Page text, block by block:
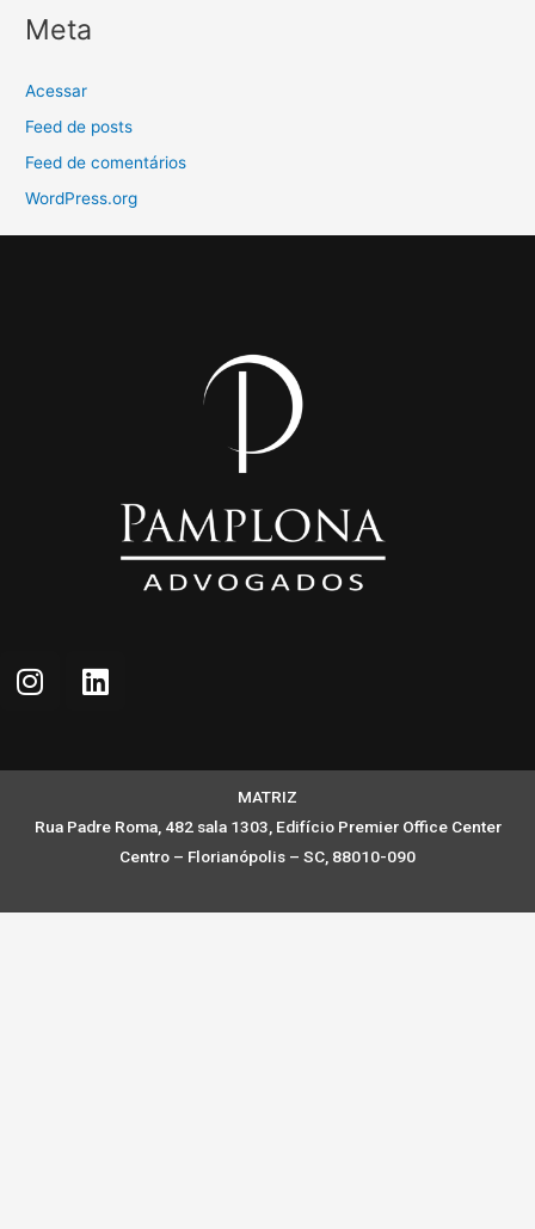
Meta
Acessar
Feed de posts
Feed de comentários
WordPress.org
MATRIZ
Rua Padre Roma, 482 sala 1303, Edifício Premier Office Center
Centro – Florianópolis – SC, 88010-090